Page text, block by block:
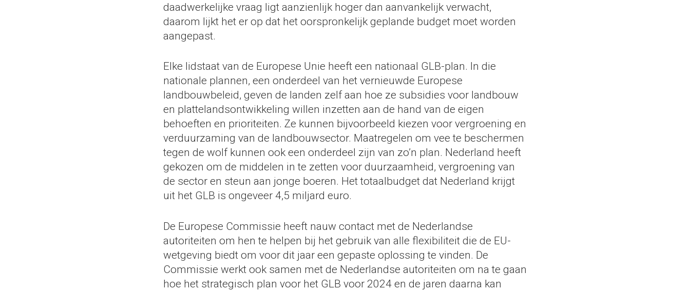
daadwerkelijke vraag ligt aanzienlijk hoger dan aanvankelijk verwacht,
daarom lijkt het er op dat het oorspronkelijk geplande budget moet worden
aangepast.
Elke lidstaat van de Europese Unie heeft een nationaal GLB-plan. In die
nationale plannen, een onderdeel van het vernieuwde Europese
landbouwbeleid, geven de landen zelf aan hoe ze subsidies voor landbouw
en plattelandsontwikkeling willen inzetten aan de hand van de eigen
behoeften en prioriteiten. Ze kunnen bijvoorbeeld kiezen voor vergroening en
verduurzaming van de landbouwsector. Maatregelen om vee te beschermen
tegen de wolf kunnen ook een onderdeel zijn van zo’n plan. Nederland heeft
gekozen om de middelen in te zetten voor duurzaamheid, vergroening van
de sector en steun aan jonge boeren. Het totaalbudget dat Nederland krijgt
uit het GLB is ongeveer 4,5 miljard euro.
De Europese Commissie heeft nauw contact met de Nederlandse
autoriteiten om hen te helpen bij het gebruik van alle flexibiliteit die de EU-
wetgeving biedt om voor dit jaar een gepaste oplossing te vinden. De
Commissie werkt ook samen met de Nederlandse autoriteiten om na te gaan
hoe het strategisch plan voor het GLB voor 2024 en de jaren daarna kan